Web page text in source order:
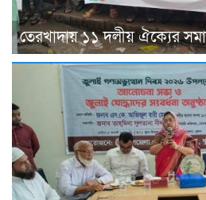
তেরখাদায় ১১ দলীয় ঐক্যের